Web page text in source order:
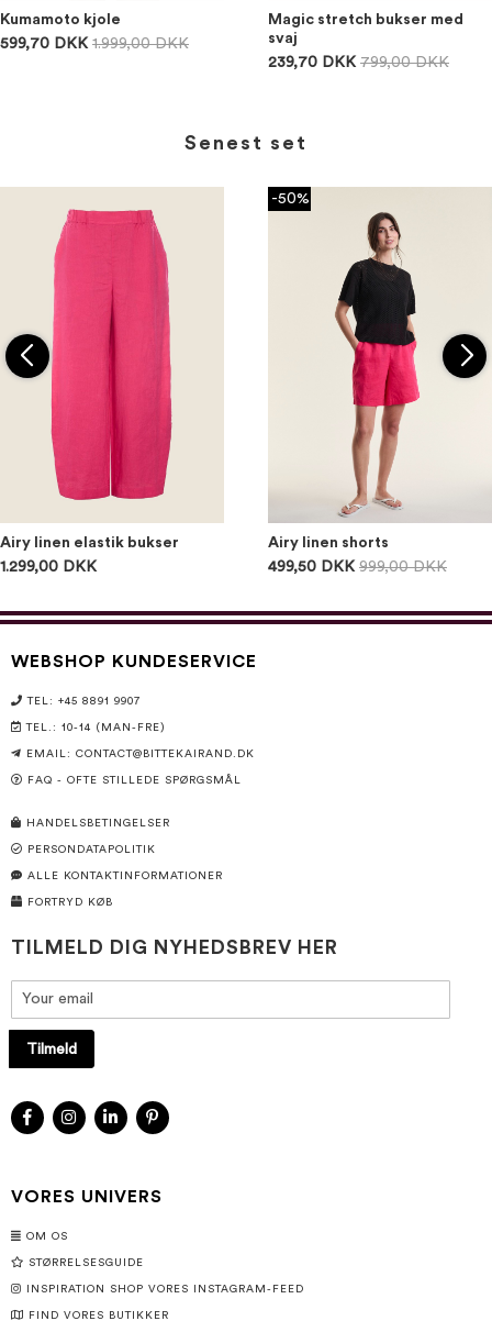
Kumamoto kjole
599,70 DKK 1.999,00 DKK
Magic stretch bukser med
svaj
239,70 DKK 799,00 DKK
Senest set
Airy linen elastik bukser
1.299,00 DKK
-50%
Airy linen shorts
499,50 DKK 999,00 DKK
WEBSHOP KUNDESERVICE
TEL: +45 8891 9907
TEL.: 10-14 (MAN-FRE)
EMAIL: CONTACT@BITTEKAIRAND.DK
FAQ - OFTE STILLEDE SPØRGSMÅL
HANDELSBETINGELSER
PERSONDATAPOLITIK
ALLE KONTAKTINFORMATIONER
FORTRYD KØB
TILMELD DIG NYHEDSBREV HER
Tilmeld
VORES UNIVERS
OM OS
STØRRELSESGUIDE
INSPIRATION SHOP VORES INSTAGRAM-FEED
FIND VORES BUTIKKER